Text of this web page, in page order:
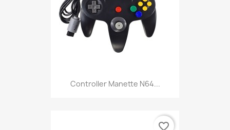
Controller Manette N64...
favorite_border